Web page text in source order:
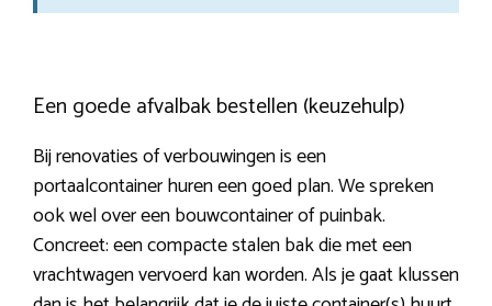
Een goede afvalbak bestellen (keuzehulp)
Bij renovaties of verbouwingen is een
portaalcontainer huren een goed plan. We spreken
ook wel over een bouwcontainer of puinbak.
Concreet: een compacte stalen bak die met een
vrachtwagen vervoerd kan worden. Als je gaat klussen